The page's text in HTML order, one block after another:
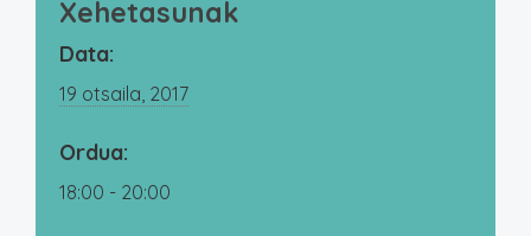
Xehetasunak
Data:
19 otsaila, 2017
Ordua:
18:00 - 20:00